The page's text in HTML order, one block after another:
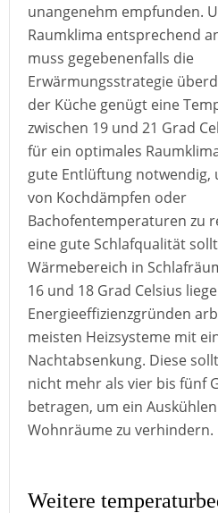
unangenehm empfunden.
Raumklima entsprechend
muss gegebenenfalls die
Erwärmungsstrategie
der Küche genügt eine
zwischen 19 und 21 Grad
für ein optimales
gute Entlüftung notwendig,
von Kochdämpfen oder
Bachofentemperaturen zu
eine gute Schlafqualität
Wärmebereich in
16 und 18 Grad Celsius
Energieeffizienzgründen
meisten Heizsysteme mit
Nachtabsenkung. Diese
nicht mehr als vier bis fünf
betragen, um ein
Wohnräume zu verhindern.
Weitere